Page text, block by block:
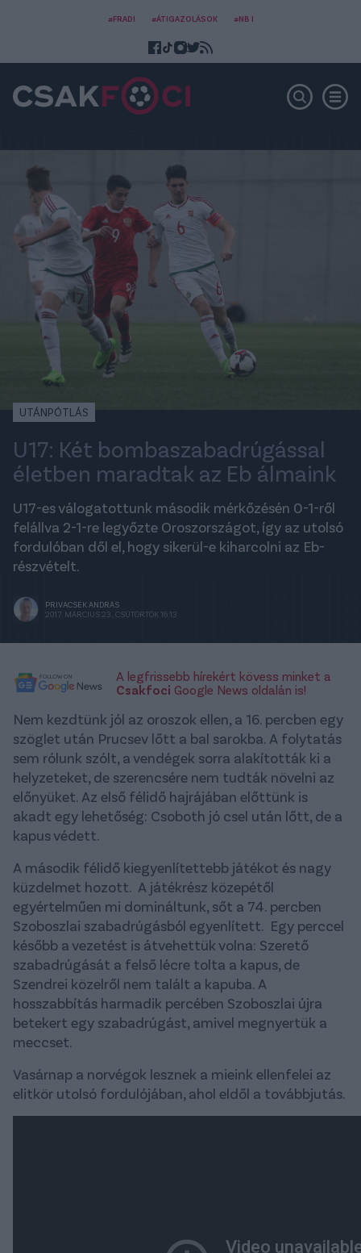
#FRADI #ÁTIGAZOLÁSOK #NB I
UTÁNPÓTLÁS
U17: Két bombaszabadrúgással
életben maradtak az Eb álmaink
U17-es válogatottunk második mérkőzésén 0-1-ről
felállva 2-1-re legyőzte Oroszországot, így az utolsó
fordulóban dől el, hogy sikerül-e kiharcolni az Eb-
részvételt.
PRIVACSEK ANDRÁS
2017. MÁRCIUS 23., CSÜTÖRTÖK 16:13
A legfrissebb hírekért kövess minket a
Csakfoci Google News oldalán is!
Nem kezdtünk jól az oroszok ellen, a 16. percben egy
szöglet után Prucsev lőtt a bal sarokba. A folytatás
sem rólunk szólt, a vendégek sorra alakították ki a
helyzeteket, de szerencsére nem tudták növelni az
előnyüket. Az első félidő hajrájában előttünk is
akadt egy lehetőség: Csoboth jó csel után lőtt, de a
kapus védett.
A második félidő kiegyenlítettebb játékot és nagy
küzdelmet hozott. A játékrész közepétől
egyértelműen mi domináltunk, sőt a 74. percben
Szoboszlai szabadrúgásból egyenlített. Egy perccel
később a vezetést is átvehettük volna: Szerető
szabadrúgását a felső lécre tolta a kapus, de
Szendrei közelről nem talált a kapuba. A
hosszabbítás harmadik percében Szoboszlai újra
betekert egy szabadrúgást, amivel megnyertük a
meccset.
Vasárnap a norvégok lesznek a mieink ellenfelei az
elitkör utolsó fordulójában, ahol eldől a továbbjutás.